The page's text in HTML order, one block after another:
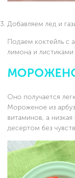
Добавляем лед и
Подаем коктейль с
лимона и листиками
Оно получается
Мороженое из
витаминов, а
десертом без